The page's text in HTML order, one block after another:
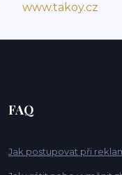
www.takoy.cz
FAQ
Jak postupovat při